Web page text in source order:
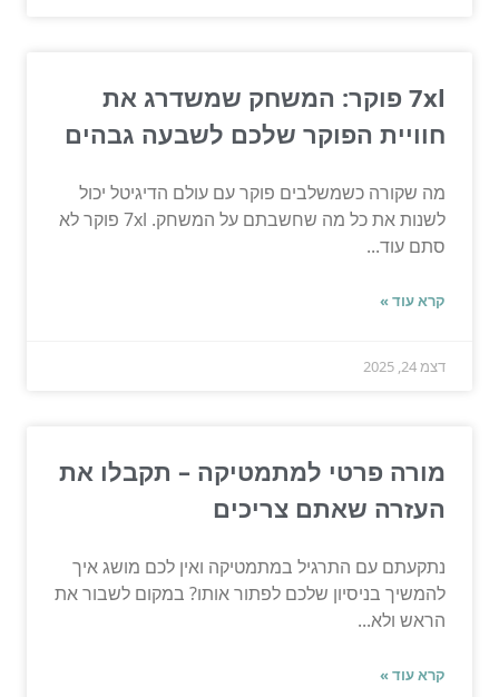
7xl פוקר: המשחק שמשדרג את
חוויית הפוקר שלכם לשבעה גבהים
מה שקורה כשמשלבים פוקר עם עולם הדיגיטל יכול
לשנות את כל מה שחשבתם על המשחק. 7xl פוקר לא
סתם עוד...
קרא עוד »
דצמ 24, 2025
מורה פרטי למתמטיקה – תקבלו את
העזרה שאתם צריכים
נתקעתם עם התרגיל במתמטיקה ואין לכם מושג איך
להמשיך בניסיון שלכם לפתור אותו? במקום לשבור את
הראש ולא...
קרא עוד »